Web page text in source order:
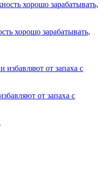
хорошо зарабатывать,
от запаха с